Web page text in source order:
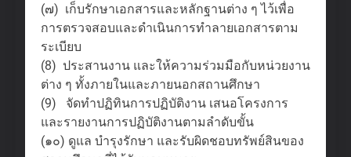
(๗) เก็บรักษาเอกสารและหลักฐานต่าง ๆ ไว้เพื่อ
การตรวจสอบและดําเนินการทําลายเอกสารตาม
ระเบียบ
(8) ประสานงาน และให้ความร่วมมือกับหน่วยงาน
ต่าง ๆ ทั้งภายในและภายนอกสถานศึกษา
(9) จัดทําปฏิทินการปฏิบัติงาน เสนอโครงการ
และรายงานการปฏิบัติงานตามลําดับขั้น
(๑๐) ดูแล บํารุงรักษา และรับผิดชอบทรัพย์สินของ